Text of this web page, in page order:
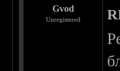
Gvod
Unregistered